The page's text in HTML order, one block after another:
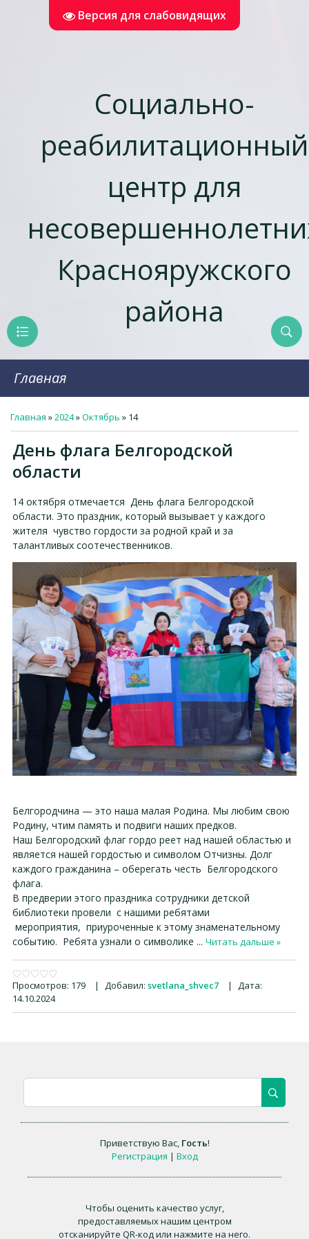
Версия для слабовидящих
Социально-
реабилитационный
центр для
Краснояружского
района
Главная
Главная »2024»Октябрь » 14
День флага Белгородской
области
14 октября отмечается День флага Белгородской
области. Это праздник, который вызывает у каждого
жителя чувство гордости за родной край и за
талантливых соотечественников.
Белгородчина — это наша малая Родина. Мы любим свою
Родину, чтим память и подвиги наших предков.
Наш Белгородский флаг гордо реет над нашей областью и
является нашей гордостью и символом Отчизны. Долг
каждого гражданина – оберегать честь Белгородского
флага.
В предверии этого праздника сотрудники детской
библиотеки провели с нашими ребятами
мероприятия, приуроченные к этому знаменательному
событию. Ребята узнали о символике ... Читать дальше »
Просмотров: 179 | Добавил: svetlana_shvec7 |
Дата:
14.10.2024
Приветствую Вас, Гость!
Регистрация | Вход
Чтобы оценить качество услуг,
предоставляемых нашим центром
отсканируйте QR-код или нажмите на него.